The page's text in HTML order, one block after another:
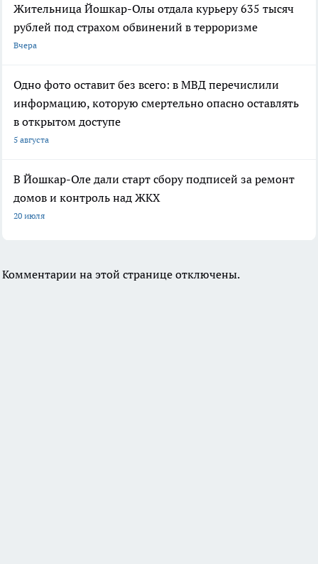
Жительница Йошкар-Олы отдала курьеру 635 тысяч
рублей под страхом обвинений в терроризме
Вчера
Одно фото оставит без всего: в МВД перечислили
информацию, которую смертельно опасно оставлять
в открытом доступе
5 августа
В Йошкар-Оле дали старт сбору подписей за ремонт
домов и контроль над ЖКХ
20 июля
Комментарии на этой странице отключены.